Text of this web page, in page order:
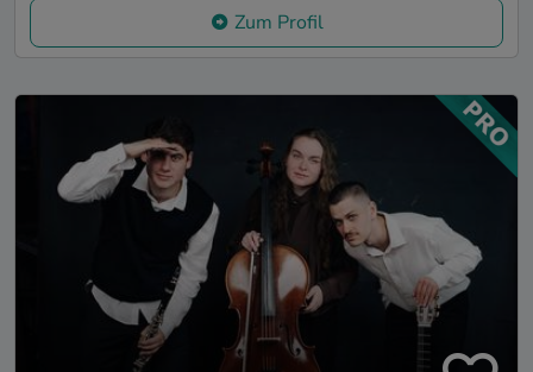
Zum Profil